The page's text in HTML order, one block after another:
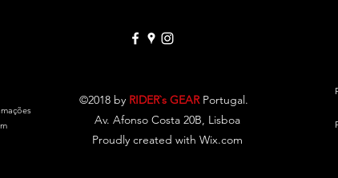
©2018 by RIDER`s GEAR Portugal.
Av. Afonso Costa 20B, Lisboa
Proudly created with Wix.com